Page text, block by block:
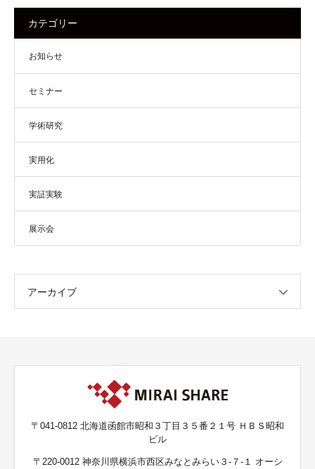
カテゴリー
お知らせ
セミナー
学術研究
実用化
実証実験
展示会
アーカイブ
〒041-0812 北海道函館市昭和３丁目３５番２１号 ＨＢＳ昭和
ビル
〒220-0012 神奈川県横浜市西区みなとみらい３-７-１ オーシ